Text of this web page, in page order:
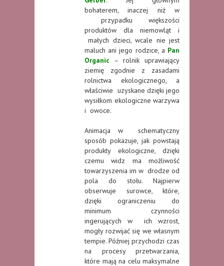
bohaterem, inaczej niż w
przypadku większości
produktów dla niemowląt i
małych dzieci, wcale nie jest
maluch ani jego rodzice, a Pan
Organic – rolnik uprawiający
ziemię zgodnie z zasadami
rolnictwa ekologicznego, a
właściwie uzyskane dzięki jego
wysiłkom ekologiczne warzywa
i owoce.
Animacja w schematyczny
sposób pokazuje, jak powstają
produkty ekologiczne, dzięki
czemu widz ma możliwość
towarzyszenia im w drodze od
pola do stołu. Najpierw
obserwuje surowce, które,
dzięki ograniczeniu do
minimum czynności
ingerujących w ich wzrost,
mogły rozwijać się we własnym
tempie. Później przychodzi czas
na procesy przetwarzania,
które mają na celu maksymalne